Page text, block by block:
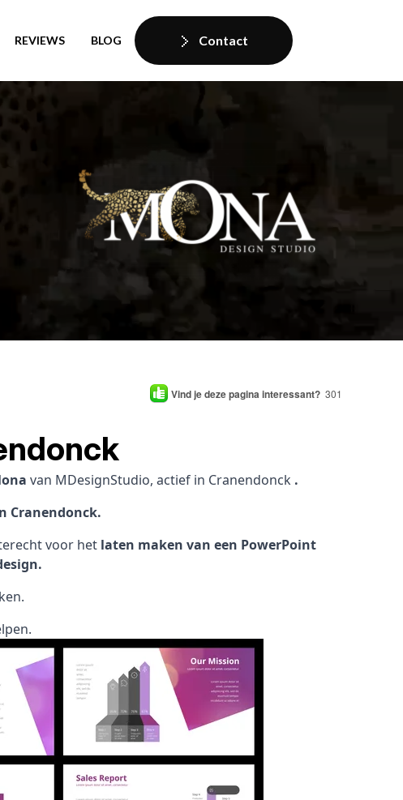
REVIEWS BLOG Contact
Vind je deze pagina interessant? 301
van MDesignStudio, actief in Cranendonck .
Cranendonck.
voor het laten maken van een PowerPoint